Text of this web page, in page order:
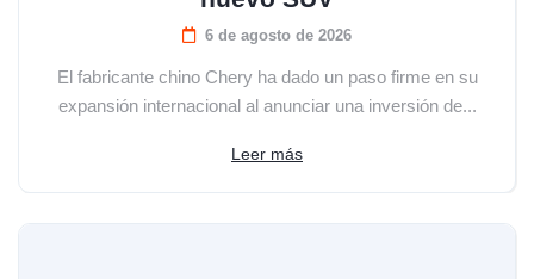
6 de agosto de 2026
El fabricante chino Chery ha dado un paso firme en su
expansión internacional al anunciar una inversión de...
Leer más